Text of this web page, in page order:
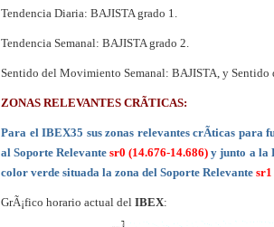
Tendencia Diaria: BAJISTA grado 1.
Tendencia Semanal: BAJISTA grado 2.
Sentido del Movimiento Semanal: BAJISTA, y
ZONAS RELEVANTES CRÃTICAS:
Para el IBEX35 sus zonas relevantes crÃ­ticas para
al Soporte Relevantesr0 (14.676-14.686) y junto a la
color verde situada la zona del Soporte Relevante sr1
GrÃ¡fico horario actual del IBEX: